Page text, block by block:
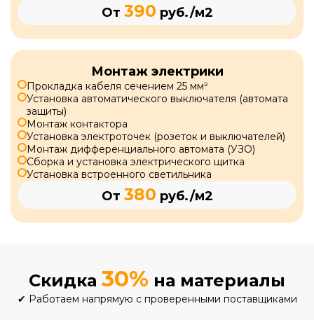
От 390 руб./м2
Монтаж электрики
Прокладка кабеля сечением 25 мм²
Установка автоматического выключателя (автомата
защиты)
Монтаж контактора
Установка электроточек (розеток и выключателей)
Монтаж дифференциального автомата (УЗО)
Сборка и установка электрического щитка
Установка встроенного светильника
От 380 руб./м2
Скидка 30% на материалы
✔ Работаем напрямую с проверенными поставщиками